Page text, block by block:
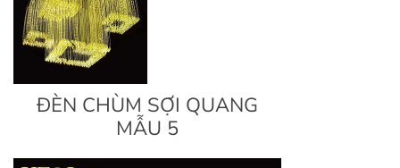
ĐÈN CHÙM SỢI QUANG
MẪU 5